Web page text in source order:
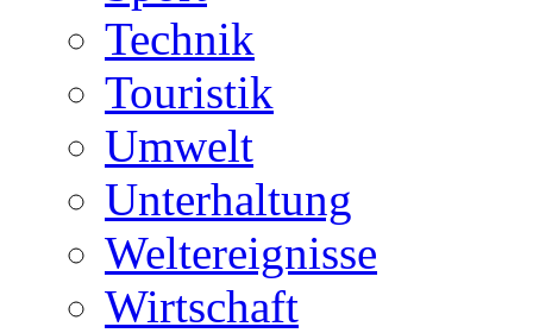
Technik
Touristik
Umwelt
Unterhaltung
Weltereignisse
Wirtschaft